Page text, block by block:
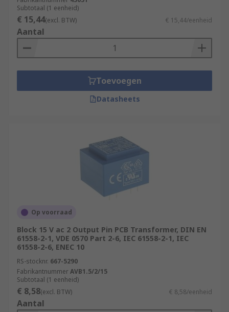
Subtotaal (1 eenheid)
€ 15,44(excl. BTW) € 15,44/eenheid
Aantal
Toevoegen
Datasheets
Op voorraad
Block 15 V ac 2 Output Pin PCB Transformer, DIN EN
61558-2-1, VDE 0570 Part 2-6, IEC 61558-2-1, IEC
61558-2-6, ENEC 10
RS-stocknr. 667-5290
FabrikantnummerAVB1.5/2/15
Subtotaal (1 eenheid)
€ 8,58(excl. BTW) € 8,58/eenheid
Aantal